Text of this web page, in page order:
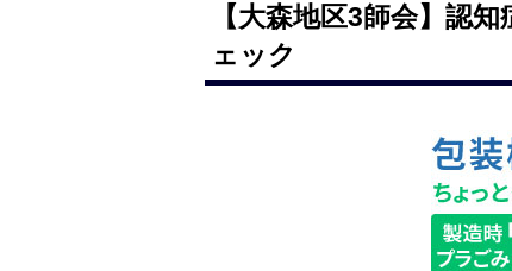
【大森地区3師会】認
ェック